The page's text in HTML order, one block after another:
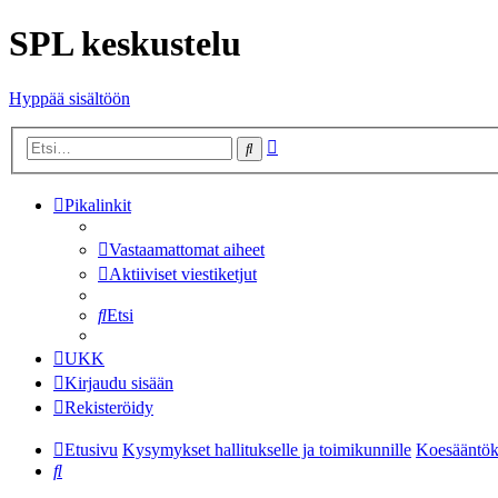
SPL keskustelu
Hyppää sisältöön
Etsi
Pikalinkit
Vastaamattomat aiheet
Aktiiviset viestiketjut
Etsi
UKK
Kirjaudu sisään
Rekisteröidy
Etusivu Kysymykset hallitukselle ja toimikunnille
Etsi